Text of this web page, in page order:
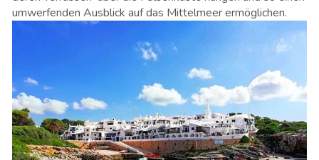
umwerfenden Ausblick auf das Mittelmeer ermöglichen.